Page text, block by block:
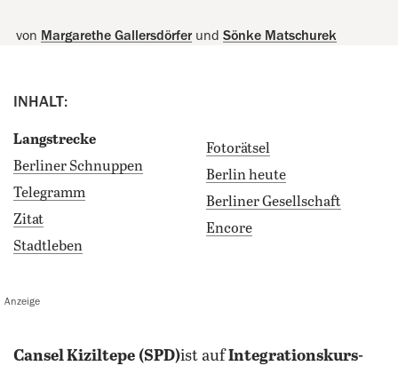
von Margarethe Gallersdörfer und Sönke Matschurek
INHALT:
Langstrecke
Berliner Schnuppen
Telegramm
Zitat
Stadtleben
Fotorätsel
Berlin heute
Berliner Gesellschaft
Encore
Anzeige
Cansel Kiziltepe (SPD)ist aufIntegrationskurs-